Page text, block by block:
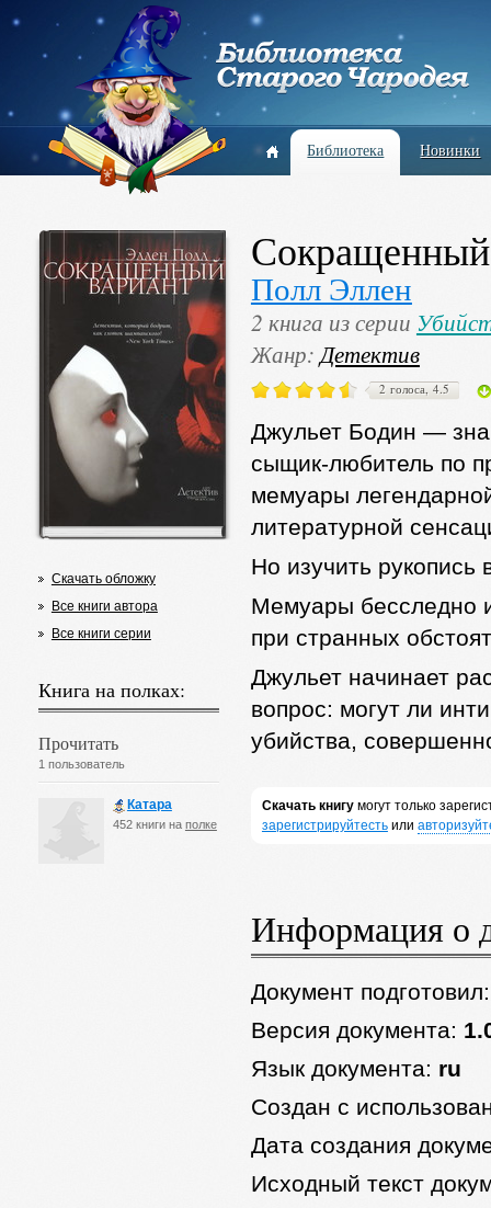
Библиотека Новинки
Скачать обложку
Все книги автора
Все книги серии
Книга на полках:
Прочитать
1 пользователь
Катара
452 книги на полке
Полл Эллен
2 книга из серии
Жанр:Детектив
2 голоса, 4.5
Джульет Бодин —
сыщик-любитель по
мемуары
литературной
Но изучить рукопись
Мемуары бесследно
при странных
Джульет начинает
вопрос: могут ли
убийства,
Скачать книгумогут только
зарегистрируйтестьили
Информация о
Документ
Версия документа:
Язык документа: ru
Создан с
Дата создания
Исходный текст